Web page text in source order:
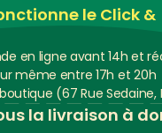
le Click &
en ligne avant 14h et
même entre 17h et 20h
(67 Rue Sedaine,
la livraison à